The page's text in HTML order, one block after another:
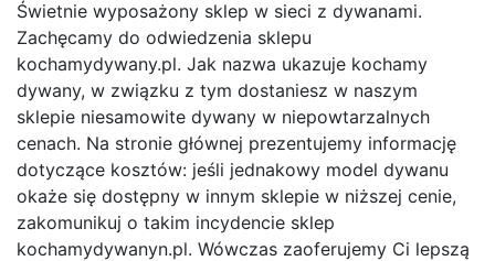
Świetnie wyposażony sklep w sieci z dywanami.
Zachęcamy do odwiedzenia sklepu
kochamydywany.pl. Jak nazwa ukazuje kochamy
dywany, w związku z tym dostaniesz w naszym
sklepie niesamowite dywany w niepowtarzalnych
cenach. Na stronie głównej prezentujemy informację
dotyczące kosztów: jeśli jednakowy model dywanu
okaże się dostępny w innym sklepie w niższej cenie,
zakomunikuj o takim incydencie sklep
kochamydywanyn.pl. Wówczas zaoferujemy Ci lepszą